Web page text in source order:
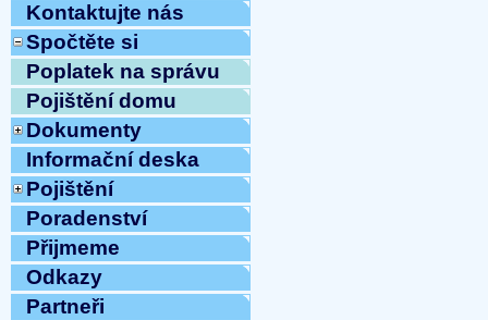
Kontaktujte nás
Spočtěte si
Poplatek na správu
Pojištění domu
Dokumenty
Informační deska
Pojištění
Poradenství
Přijmeme
Odkazy
Partneři